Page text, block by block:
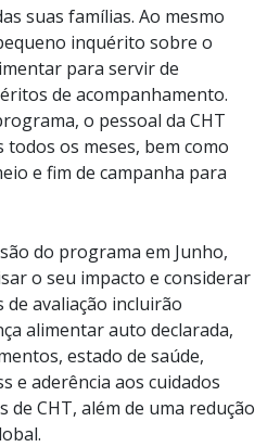
suas famílias. Ao mesmo
inquérito sobre o
para servir de
de acompanhamento.
o pessoal da CHT
os meses, bem como
e fim de campanha para
do programa em Junho,
o seu impacto e considerar
de avaliação incluirão
alimentar auto declarada,
estado de saúde,
e aderência aos cuidados
de CHT, além de uma redução